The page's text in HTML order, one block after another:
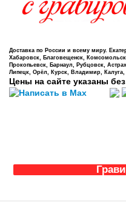
Доставка по России и всему миру.
Хабаровск, Благовещенск,
Прокопьевск, Барнаул, Рубцовск,
Липецк, Орёл, Курск, Владимир,
Цены на сайте указаны